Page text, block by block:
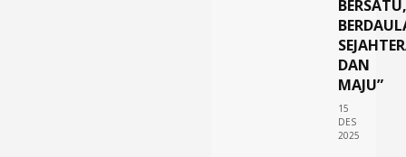
BERSATU,
DAN
MAJU”
15
DES
2025